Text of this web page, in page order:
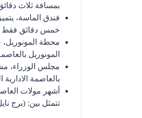
بمسافة ثلاث
فندق الماسة،
خمس دقائق فقط
محطة
المونوريل
بالعاصمة الادارية
أشهر مولات
تتمثل بين: (برج نايل 31 نورث تاور، ديستينو